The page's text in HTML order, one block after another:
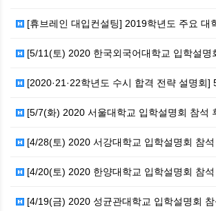
[휴브레인 대입컨설팅] 2019학년도 주요 대
[5/11(토) 2020 한국외국어대학교 입학설명
[2020·21·22학년도 수시 합격 전략 설명회]
[5/7(화) 2020 서울대학교 입학설명회 참석
[4/28(토) 2020 서강대학교 입학설명회 참석
[4/20(토) 2020 한양대학교 입학설명회 참석
[4/19(금) 2020 성균관대학교 입학설명회 참